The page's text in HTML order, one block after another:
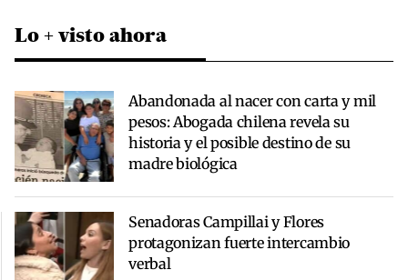
Lo + visto ahora
Abandonada al nacer con carta y mil
pesos: Abogada chilena revela su
historia y el posible destino de su
madre biológica
Senadoras Campillai y Flores
protagonizan fuerte intercambio
verbal